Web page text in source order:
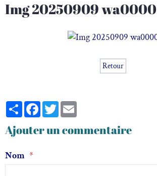
Img 20250909 wa0000
Retour
PartagerFacebook
Twitter
Ajouter un commentaire
Nom